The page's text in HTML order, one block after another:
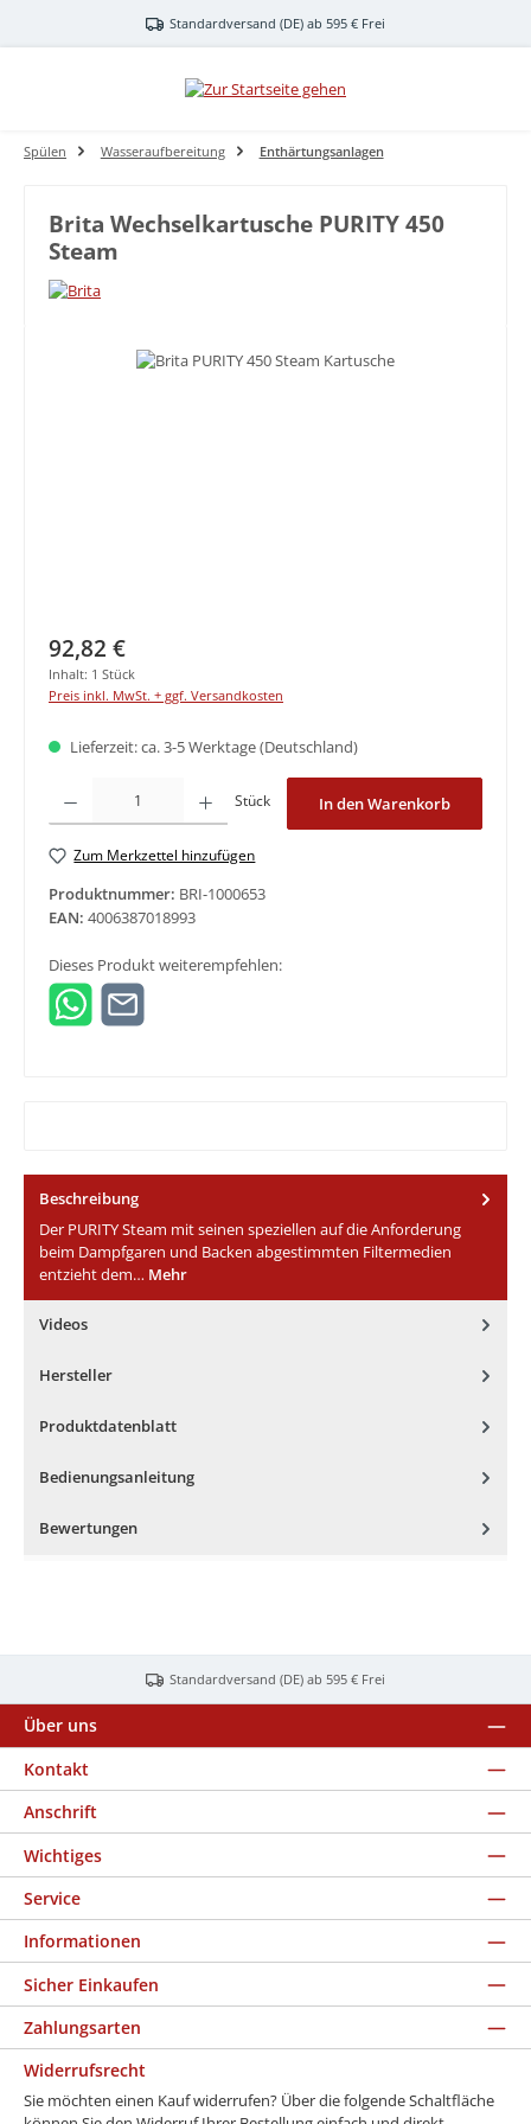
Zum Hauptinhalt springenStandardversand (DE) ab 595 € Frei
Spülen Wasseraufbereitung Enthärtungsanlagen
Brita Wechselkartusche PURITY 450
Steam
Bildergalerie überspringen
Regulärer Preis:
92,82 €
Inhalt: 1 Stück
Preis inkl. MwSt. + ggf. Versandkosten
Lieferzeit: ca. 3-5 Werktage (Deutschland)
Produkt Anzahl: Gib den gewünschten Wert ein oder benutze die
Stück In den Warenkorb
Zum Merkzettel hinzufügen
Produktnummer: BRI-1000653
EAN: 4006387018993
Dieses Produkt weiterempfehlen:
Beschreibung
Der PURITY Steam mit seinen speziellen auf die Anforderung
beim Dampfgaren und Backen abgestimmten Filtermedien
entzieht dem… Mehr
Videos
Hersteller
Produktdatenblatt
Bedienungsanleitung
Bewertungen
Standardversand (DE) ab 595 € Frei
Über uns
Kontakt
Anschrift
Wichtiges
Service
Informationen
Sicher Einkaufen
Zahlungsarten
Widerrufsrecht
Sie möchten einen Kauf widerrufen? Über die folgende Schaltfläche